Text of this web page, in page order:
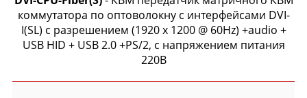
коммутатора по оптоволокну с интерфейсами DVI-
I(SL) с разрешением (1920 x 1200 @ 60Hz) +audio +
USB HID + USB 2.0 +PS/2, с напряжением питания
220В